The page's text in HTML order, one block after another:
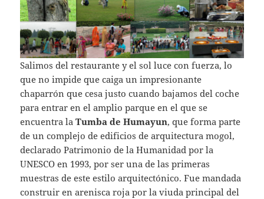
Salimos del restaurante y el sol luce con fuerza, lo
que no impide que caiga un impresionante
chaparrón que cesa justo cuando bajamos del coche
para entrar en el amplio parque en el que se
encuentra laTumba de Humayun, que forma parte
de un complejo de edificios de arquitectura mogol,
declarado Patrimonio de la Humanidad por la
UNESCO en 1993, por ser una de las primeras
muestras de este estilo arquitectónico. Fue mandada
construir en arenisca roja por la viuda principal del